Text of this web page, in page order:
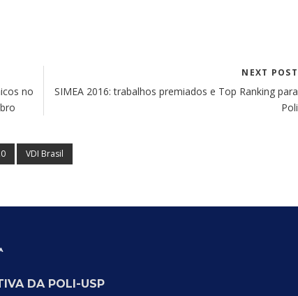
no
NEXT POST
SIMEA 2016: trabalhos premiados e Top Ranking para
Poli
VDI Brasil
DA POLI-USP